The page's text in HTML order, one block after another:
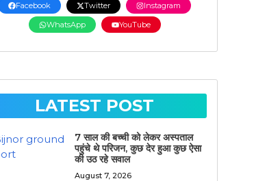
Facebook Twitter
Instagram
WhatsApp
YouTube
LATEST POST
7 साल की बच्ची को लेकर अस्पताल
पहुंचे थे परिजन, कुछ देर हुआ कुछ ऐसा
की उठ रहे सवाल
August 7, 2026